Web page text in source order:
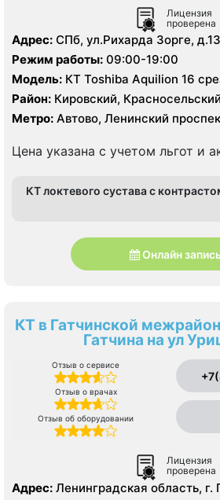
Лицензия
проверена
Адрес: СПб, ул.Рихарда Зорге, д.13
Режим работы: 09:00-19:00
Модель: КТ Toshiba Aquilion 16
Район: Кировский,
Метро: Автово, Ленинский
Цена указана с учетом льгот и
КТ локтевого сустава с
Онлайн
КТ в Гатчинской
Гатчина на ул
Отзыв о сервисе
Отзыв о врачах
Отзыв об оборудовании
Лицензия
проверена
Адрес: Ленинградская область, г.